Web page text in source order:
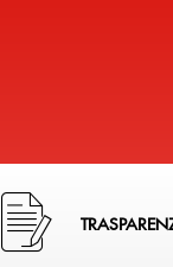
Hai bisogno di